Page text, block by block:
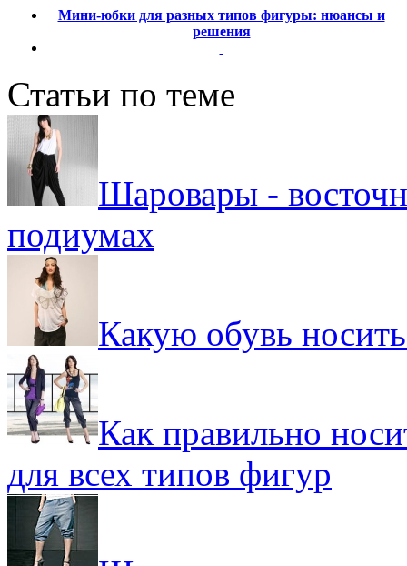
Мини-юбки для разных типов фигуры: нюансы и
решения
Статьи по теме
Шаровары -
подиумах
Какую обувь
Как правильно
для всех типов фигур